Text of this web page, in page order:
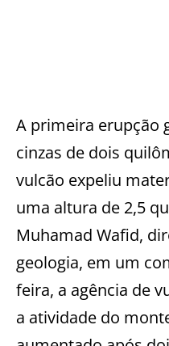
A primeira erupção
cinzas de dois
vulcão expeliu
uma altura de 2,5
Muhamad Wafid,
geologia, em um
feira, a agência de
a atividade do